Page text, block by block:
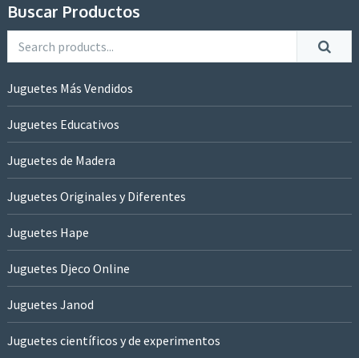
Buscar Productos
Juguetes Más Vendidos
Juguetes Educativos
Juguetes de Madera
Juguetes Originales y Diferentes
Juguetes Hape
Juguetes Djeco Online
Juguetes Janod
Juguetes científicos y de experimentos